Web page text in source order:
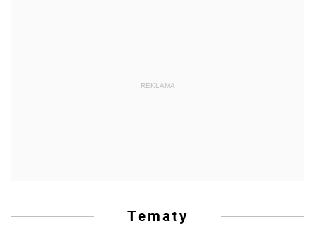
REKLAMA
Tematy